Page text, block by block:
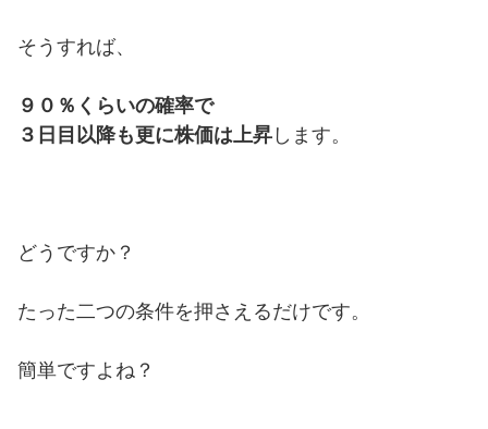
そうすれば、
９０％くらいの確率で
３日目以降も更に株価は上昇 します。
どうですか？
たった二つの条件を押さえるだけです。
簡単ですよね？